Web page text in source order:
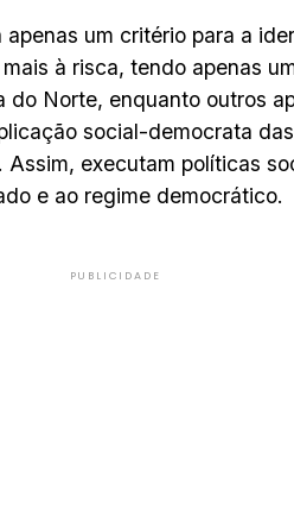
um critério para a
à risca, tendo apenas
do Norte, enquanto outros
social-democrata
Assim, executam políticas
e ao regime democrático.
PUBLICIDADE